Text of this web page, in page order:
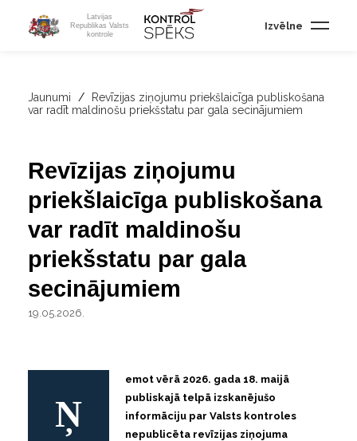
Latvijas
Republikas Valsts
kontrole
Izvēlne
Jaunumi /
Revīzijas ziņojumu priekšlaicīga publiskošana
var radīt maldinošu priekšstatu par gala secinājumiem
Revīzijas ziņojumu
priekšlaicīga publiskošana
var radīt maldinošu
priekšstatu par gala
secinājumiem
19.05.2026.
Ņ
emot vērā 2026. gada 18. maijā
publiskajā telpā izskanējušo
informāciju par Valsts kontroles
nepublicēta revīzijas ziņojuma